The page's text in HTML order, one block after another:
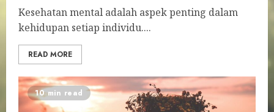
Kesehatan mental adalah aspek penting dalam
kehidupan setiap individu....
READ MORE
10 min read